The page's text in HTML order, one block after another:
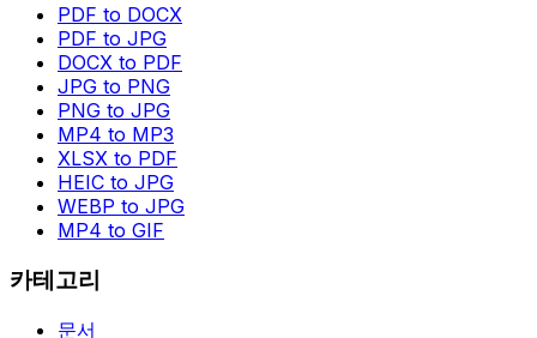
PDF to DOCX
PDF to JPG
DOCX to PDF
JPG to PNG
PNG to JPG
MP4 to MP3
XLSX to PDF
HEIC to JPG
WEBP to JPG
MP4 to GIF
카테고리
문서